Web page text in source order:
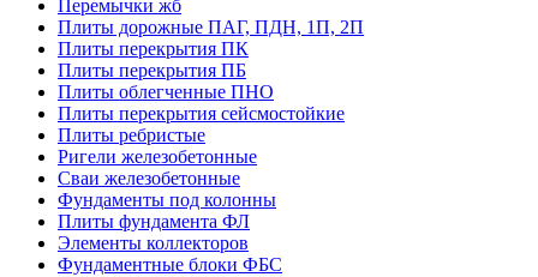
Перемычки жб
Плиты дорожные ПАГ, ПДН, 1П, 2П
Плиты перекрытия ПК
Плиты перекрытия ПБ
Плиты облегченные ПНО
Плиты перекрытия сейсмостойкие
Плиты ребристые
Ригели железобетонные
Сваи железобетонные
Фундаменты под колонны
Плиты фундамента ФЛ
Элементы коллекторов
Фундаментные блоки ФБС